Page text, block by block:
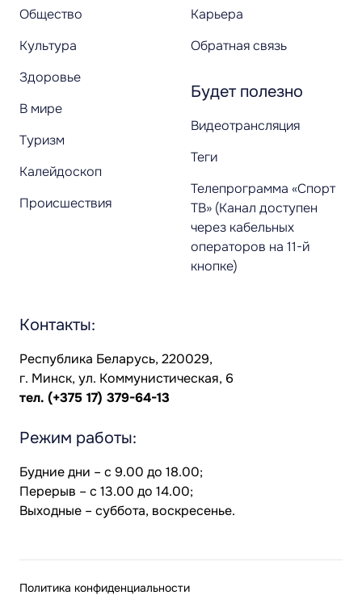
Общество
Культура
Здоровье
В мире
Туризм
Калейдоскоп
Происшествия
Карьера
Обратная связь
Будет полезно
Видеотрансляция
Теги
Телепрограмма «Спорт
ТВ» (Канал доступен
через кабельных
операторов на 11-й
кнопке)
Контакты:
Республика Беларусь, 220029,
г. Минск, ул. Коммунистическая, 6
тел. (+375 17) 379-64-13
Режим работы:
Будние дни – с 9.00 до 18.00;
Перерыв – с 13.00 до 14.00;
Выходные – суббота, воскресенье.
Политика конфиденциальности